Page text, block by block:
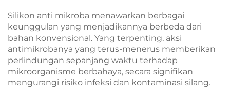
Silikon anti mikroba menawarkan berbagai
keunggulan yang menjadikannya berbeda dari
bahan konvensional. Yang terpenting, aksi
antimikrobanya yang terus-menerus memberikan
perlindungan sepanjang waktu terhadap
mikroorganisme berbahaya, secara signifikan
mengurangi risiko infeksi dan kontaminasi silang.